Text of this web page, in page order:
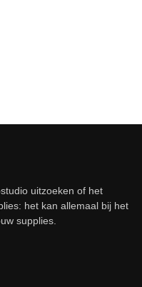
uitzoeken of het
het kan allemaal bij het
supplies.